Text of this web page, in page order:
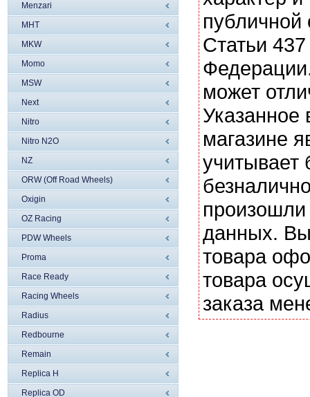
Menzari
MHT
MKW
Momo
MSW
Next
Nitro
Nitro N2O
NZ
ORW (Off Road Wheels)
Oxigin
OZ Racing
PDW Wheels
Proma
Race Ready
Racing Wheels
Radius
Redbourne
Remain
Replica H
Replica OD
Статьи
может
магазине
учитывает
данных. Вы
товара
товара
заказа